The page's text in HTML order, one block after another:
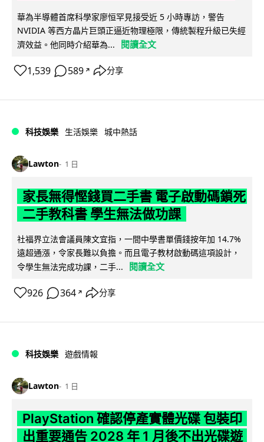
華為半導體首席科學家廖恒罕見接受近 5 小時專訪，警告
NVIDIA 等西方晶片巨頭正逼近物理極限，傳統製程升級已失經
濟效益。他同時介紹華為...
閱讀全文
1,539 589 ↗ 分享
科技娛樂 生活娛樂 城中熱話
Lawton 1 日
家長無得慳錢買二手書 電子啟動碼鎖死
二手教科書 學生無法做功課
社福界立法會議員陳文宜指，一間中學書單價錢按年加 14.7%
遠超通漲，令家長難以負擔。而且電子教材啟動碼這項設計，
令學生無法完成功課，二手...
閱讀全文
926 364 ↗ 分享
科技娛樂 遊戲情報
Lawton 1 日
PlayStation 確認停產實體光碟 包裝印
出重要通告 2028 年 1 月後不出光碟遊